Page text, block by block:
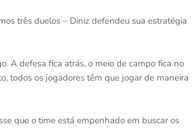
três duelos – Diniz defendeu sua estratégia
A defesa fica atrás, o meio de campo fica no
todos os jogadores têm que jogar de maneira
que o time está empenhado em buscar os